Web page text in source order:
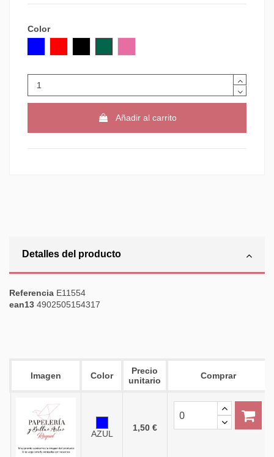
Color
Añadir al carrito
Detalles del producto
Referencia E11554
ean13 4902505154317
Imagen Color
Precio
unitario
Comprar
AZUL
1,50 €